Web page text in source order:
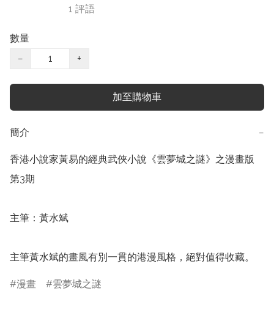
1 評語
數量
−
+
加至購物車
簡介 −
香港小說家黃易的經典武俠小說《雲夢城之謎》之漫畫版
第3期
主筆：黃水斌
主筆黃水斌的畫風有別一貫的港漫風格，絕對值得收藏。
漫畫 雲夢城之謎